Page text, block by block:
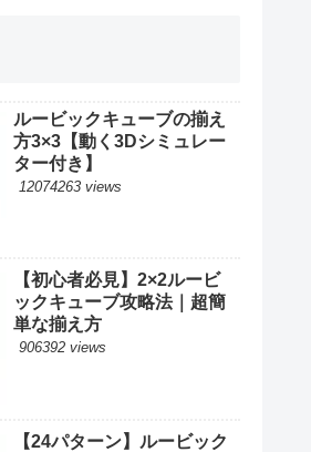
ルービックキューブの揃え
方3×3【動く3Dシミュレー
ター付き】
12074263 views
【初心者必見】2×2ルービ
ックキューブ攻略法｜超簡
単な揃え方
906392 views
【24パターン】ルービック